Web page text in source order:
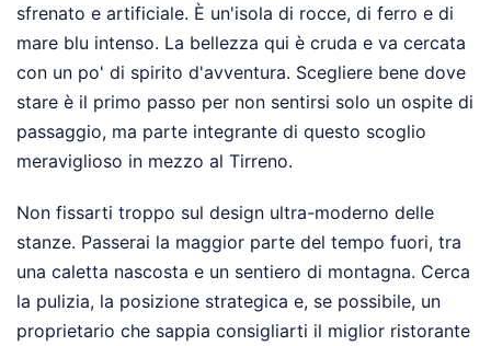
sfrenato e artificiale. È un'isola di rocce, di ferro e di
mare blu intenso. La bellezza qui è cruda e va cercata
con un po' di spirito d'avventura. Scegliere bene dove
stare è il primo passo per non sentirsi solo un ospite di
passaggio, ma parte integrante di questo scoglio
meraviglioso in mezzo al Tirreno.
Non fissarti troppo sul design ultra-moderno delle
stanze. Passerai la maggior parte del tempo fuori, tra
una caletta nascosta e un sentiero di montagna. Cerca
la pulizia, la posizione strategica e, se possibile, un
proprietario che sappia consigliarti il miglior ristorante